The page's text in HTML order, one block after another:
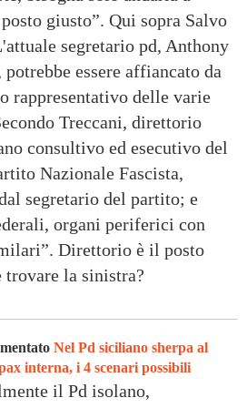
giusto”. Qui sopra Salvo
segretario pd, Anthony
essere affiancato da
rappresentativo delle varie
Treccani, direttorio
consultivo ed esecutivo del
Nazionale Fascista,
segretario del partito; e
organi periferici con
Direttorio è il posto
trovare la sinistra?
Nel Pd siciliano sherpa al
interna, i 4 scenari possibili
il Pd isolano,